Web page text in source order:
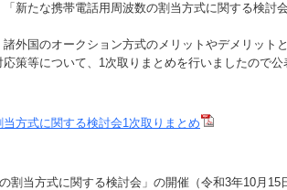
新たな携帯電話用周波数の割当方式に関する検討
外国のオークション方式のメリットやデメリット
策等について、1次取りまとめを行いましたので公
方式に関する検討会1次取りまとめ
割当方式に関する検討会」の開催（令和3年10月15